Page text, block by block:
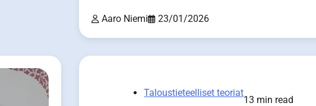
Aaro Niemi 23/01/2026
Taloustieteelliset teoriat
13 min read